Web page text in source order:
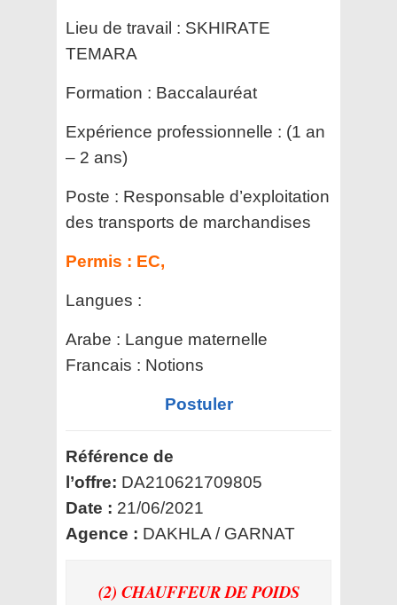
Lieu de travail : SKHIRATE
TEMARA
Formation : Baccalauréat
Expérience professionnelle : (1 an
– 2 ans)
Poste : Responsable d’exploitation
des transports de marchandises
Permis : EC,
Langues :
Arabe : Langue maternelle
Francais : Notions
Postuler
Référence de
l’offre: DA210621709805
Date : 21/06/2021
Agence : DAKHLA / GARNAT
(2) CHAUFFEUR DE POIDS